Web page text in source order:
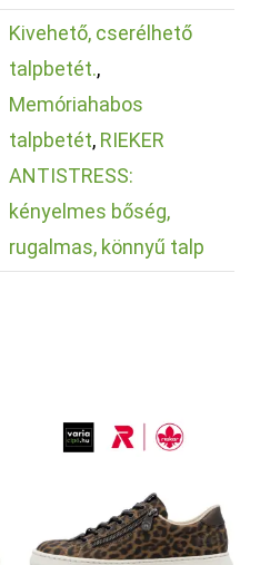
Kivehető, cserélhető
talpbetét.,
Memóriahabos
talpbetét, RIEKER
ANTISTRESS:
kényelmes bőség,
rugalmas, könnyű talp